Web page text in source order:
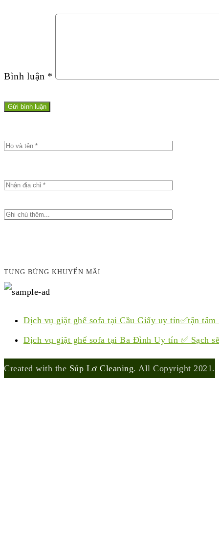
Bình luận *
TƯNG BỪNG KHUYẾN MÃI
Dịch vụ giặt ghế sofa tại Cầu Giấy uy tín✅tận
Dịch vụ giặt ghế sofa tại Ba Đình Uy tín ✅ Sạch
Created with the Súp Lơ Cleaning. All Copyright 2021.